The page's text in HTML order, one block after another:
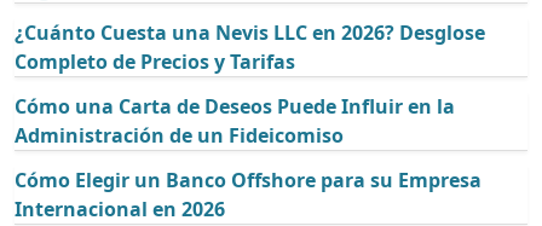
¿Cuánto Cuesta una Nevis LLC en 2026? Desglose
Completo de Precios y Tarifas
Cómo una Carta de Deseos Puede Influir en la
Administración de un Fideicomiso
Cómo Elegir un Banco Offshore para su Empresa
Internacional en 2026